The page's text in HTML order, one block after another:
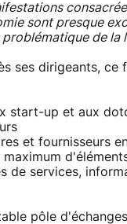
sont presque
problématique de la
ses dirigeants, ce
start-up et aux
et fournisseurs
maximum
de services,
pôle